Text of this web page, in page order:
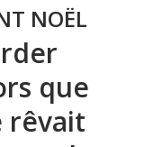
NOËL
que
rêvait